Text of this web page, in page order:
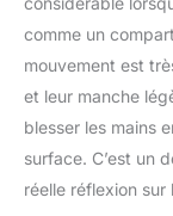
comme un
mouvement est
et leur manche
blesser les mains
surface. C’est un
réelle réflexion sur